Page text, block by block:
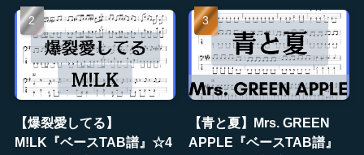
【爆裂愛してる】
M!LK『ベースTAB譜』☆4
【青と夏】Mrs. GREEN
APPLE『ベースTAB譜』